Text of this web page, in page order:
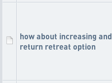
how about increasing and
return retreat option